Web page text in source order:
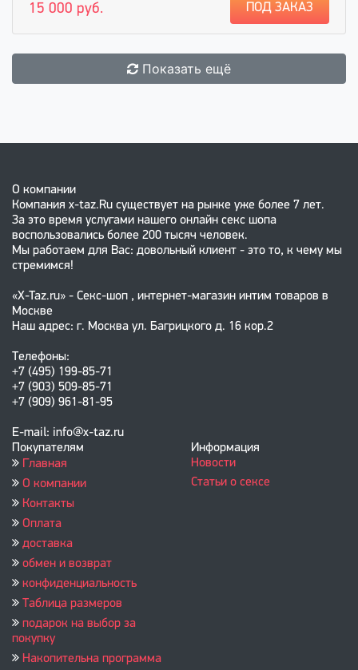
15 000 руб. ПОД ЗАКАЗ
Показать ещё
О компании
Компания x-taz.Ru существует на рынке уже более 7 лет.
За это время услугами нашего онлайн секс шопа
воспользовались более 200 тысяч человек.
Мы работаем для Вас: довольный клиент - это то, к чему мы
стремимся!
«X-Taz.ru» - Секс-шоп , интернет-магазин интим товаров в
Москве
Наш адрес: г. Москва ул. Багрицкого д. 16 кор.2
Телефоны:
+7 (495) 199-85-71
+7 (903) 509-85-71
+7 (909) 961-81-95
E-mail: info@x-taz.ru
Покупателям
Главная
О компании
Контакты
Оплата
доставка
обмен и возврат
конфиденциальность
Таблица размеров
подарок на выбор за
покупку
Накопительна программа
Информация
Новости
Статьи о сексе